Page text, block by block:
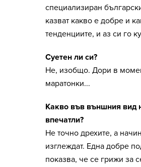
специализиран
казват какво е добре и
тенденциите, и аз си го
Суетен ли си?
Не, изобщо. Дори в
маратонки...
Какво във външния вид
впечатли?
Не точно дрехите, а
изглеждат. Една добре
показва, че се грижи за